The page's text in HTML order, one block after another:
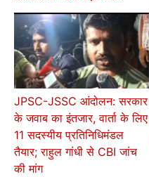
JPSC-JSSC आंदोलन: सरकार
के जवाब का इंतजार, वार्ता के लिए
11 सदस्यीय प्रतिनिधिमंडल
तैयार; राहुल गांधी से CBI जांच
की मांग